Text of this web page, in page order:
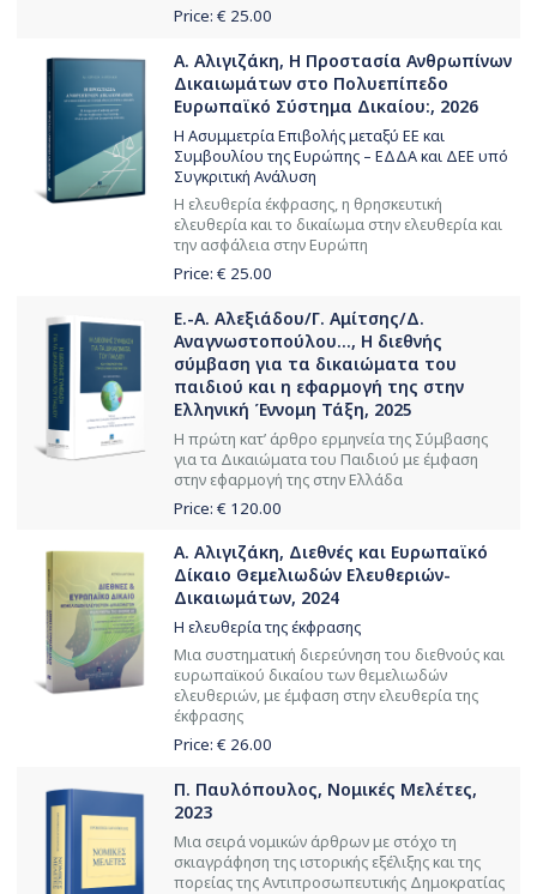
Price: € 25.00
Α. Αλιγιζάκη, Η Προστασία Ανθρωπίνων
Δικαιωμάτων στο Πολυεπίπεδο
Ευρωπαϊκό Σύστημα Δικαίου:, 2026
Η Ασυμμετρία Επιβολής μεταξύ ΕΕ και
Συμβουλίου της Ευρώπης – ΕΔΔΑ και ΔΕΕ υπό
Συγκριτική Ανάλυση
Η ελευθερία έκφρασης, η θρησκευτική
ελευθερία και το δικαίωμα στην ελευθερία και
την ασφάλεια στην Ευρώπη
Price: € 25.00
Ε.-Α. Αλεξιάδου/Γ. Αμίτσης/Δ.
Αναγνωστοπούλου..., Η διεθνής
σύμβαση για τα δικαιώματα του
παιδιού και η εφαρμογή της στην
Ελληνική Έννομη Τάξη, 2025
Η πρώτη κατ’ άρθρο ερμηνεία της Σύμβασης
για τα Δικαιώματα του Παιδιού με έμφαση
στην εφαρμογή της στην Ελλάδα
Price: € 120.00
Α. Αλιγιζάκη, Διεθνές και Ευρωπαϊκό
Δίκαιο Θεμελιωδών Ελευθεριών-
Δικαιωμάτων, 2024
Η ελευθερία της έκφρασης
Μια συστηματική διερεύνηση του διεθνούς και
ευρωπαϊκού δικαίου των θεμελιωδών
ελευθεριών, με έμφαση στην ελευθερία της
έκφρασης
Price: € 26.00
Π. Παυλόπουλος, Νομικές Μελέτες,
2023
Μια σειρά νομικών άρθρων με στόχο τη
σκιαγράφηση της ιστορικής εξέλιξης και της
πορείας της Αντιπροσωπευτικής Δημοκρατίας